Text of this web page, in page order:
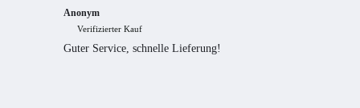
Anonym
Verifizierter Kauf
Guter Service, schnelle Lieferung!